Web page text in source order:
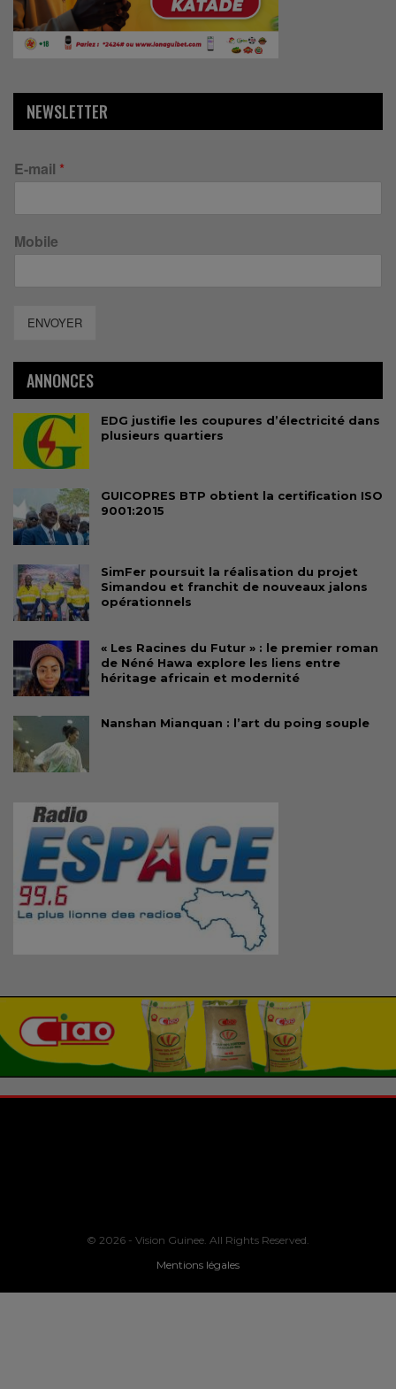
NEWSLETTER
E-mail *
Mobile
ENVOYER
ANNONCES
EDG justifie les coupures d’électricité dans
plusieurs quartiers
GUICOPRES BTP obtient la certification ISO
9001:2015
SimFer poursuit la réalisation du projet
Simandou et franchit de nouveaux jalons
opérationnels
« Les Racines du Futur » : le premier roman
de Néné Hawa explore les liens entre
héritage africain et modernité
Nanshan Mianquan : l’art du poing souple
© 2026 - Vision Guinee. All Rights Reserved.
Mentions légales